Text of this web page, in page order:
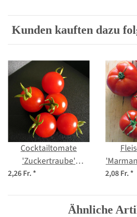
Kunden kauften dazu
Cocktailtomate
'Zuckertraube'
(Solanum
Saatgut
2,26 Fr.* 2,08 Fr.*
Ähnliche